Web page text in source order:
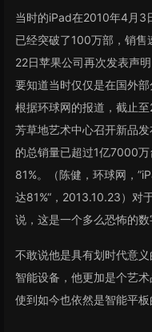
当时的iPad在2010年4月3
已经突破了100万部，销售
22日苹果公司再次发表声
要知道当时仅仅是在国外
根据环球网的报道，截止
芳草地艺术中心召开新品
的总销量已超过1亿7000
81%。（陈健，环球网，
达81%“，2013.10.23）对
说，这是一个多么恐怖的数
不敢说他是具有划时代意
智能设备，他更加是个艺
使到如今也依然是智能平板